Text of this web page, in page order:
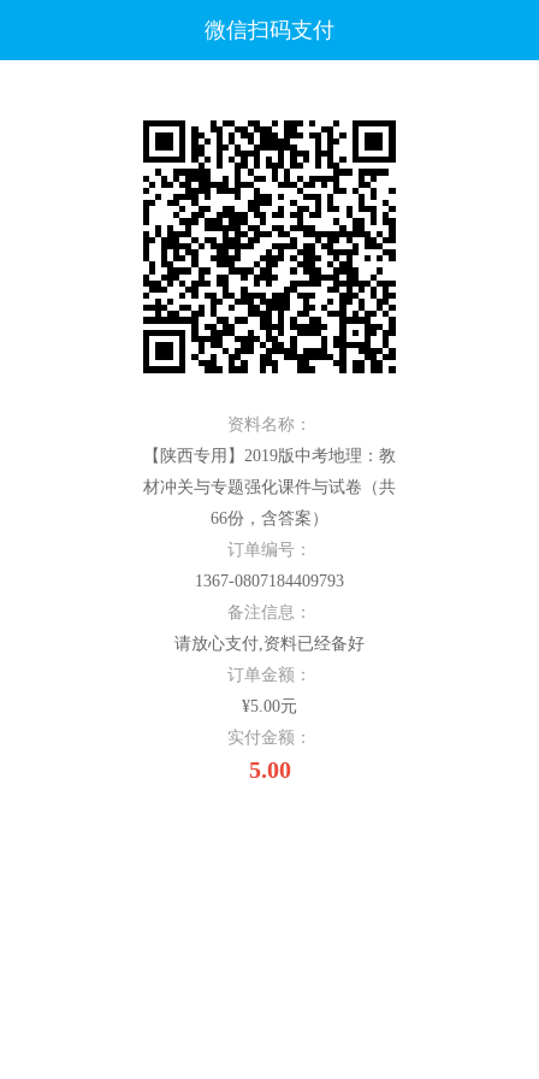
微信扫码支付
资料名称：
【陕西专用】2019版中考地理：教
材冲关与专题强化课件与试卷（共
66份，含答案）
订单编号：
1367-0807184409793
备注信息：
请放心支付,资料已经备好
订单金额：
¥5.00元
实付金额：
5.00